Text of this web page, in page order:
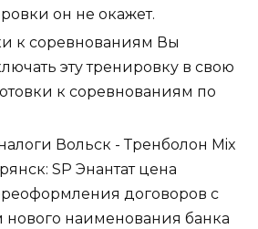
он не окажет.
к соревнованиям Вы
эту тренировку в свою
к соревнованиям по
Вольск - Тренболон Mix
SP Энантат цена
договоров с
нового наименования банка